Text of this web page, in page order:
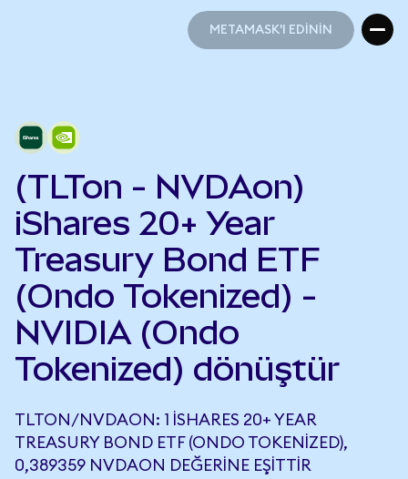
METAMASK'I EDİNİN
(TLTon - NVDAon)
iShares 20+ Year
Treasury Bond ETF
(Ondo Tokenized) -
NVIDIA (Ondo
Tokenized) dönüştür
TLTON/NVDAON: 1 ISHARES 20+ YEAR
TREASURY BOND ETF (ONDO TOKENIZED),
0,389359 NVDAON DEĞERINE EŞITTIR